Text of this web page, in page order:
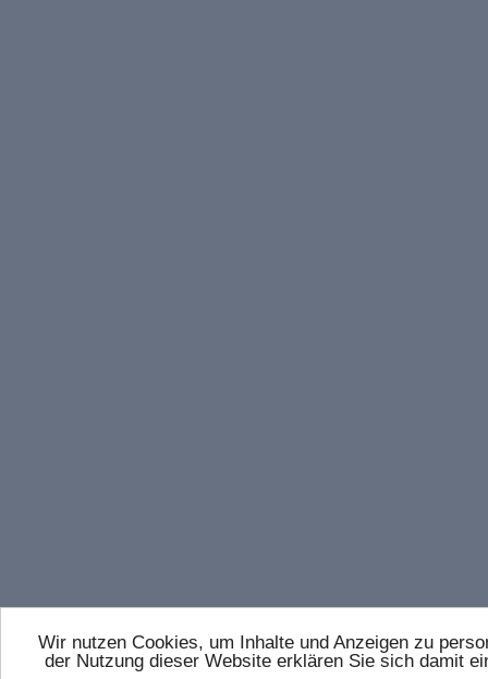
Wir nutzen Cookies, um Inhalte und Anzeigen zu
der Nutzung dieser Website erklären Sie sich damit